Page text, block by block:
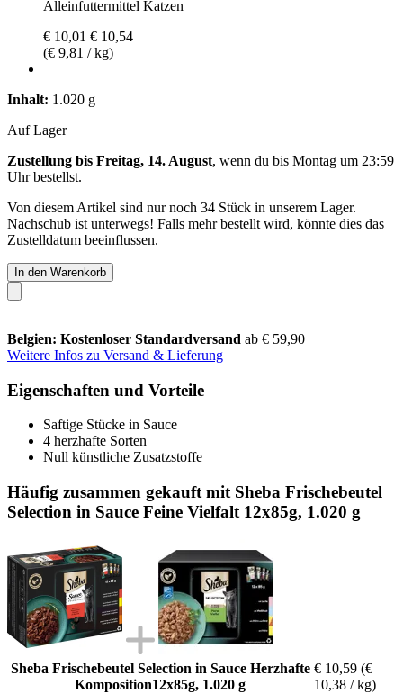
Alleinfuttermittel Katzen
€ 10,01 € 10,54
(€ 9,81 / kg)
Inhalt: 1.020 g
Auf Lager
Zustellung bis Freitag, 14. August, wenn du bis Montag um 23:59
Uhrbestellst.
Von diesem Artikel sind nur noch 34 Stück in unserem Lager.
Nachschub ist unterwegs! Falls mehr bestellt wird, könnte dies das
Zustelldatum beeinflussen.
In den Warenkorb
Belgien: Kostenloser Standardversand ab € 59,90
Weitere Infos zu Versand & Lieferung
Eigenschaften und Vorteile
Saftige Stücke in Sauce
4 herzhafte Sorten
Null künstliche Zusatzstoffe
Häufig zusammen gekauft mit Sheba Frischebeutel
Selection in Sauce Feine Vielfalt 12x85g, 1.020 g
Sheba Frischebeutel Selection in Sauce Herzhafte
Komposition12x85g, 1.020 g
€ 10,59 (€
10,38 / kg)